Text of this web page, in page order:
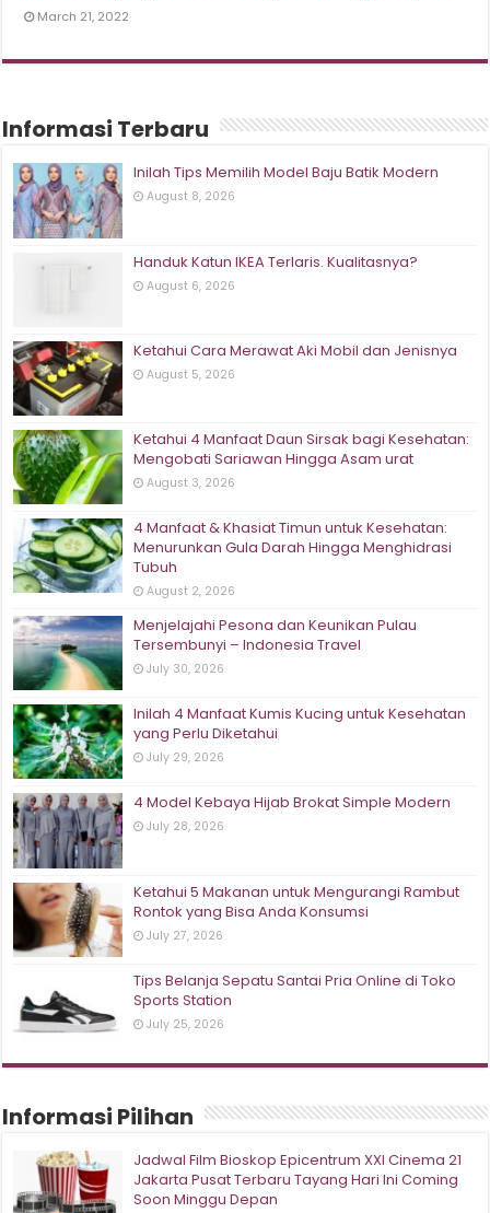
March 21, 2022
Informasi Terbaru
Inilah Tips Memilih Model Baju Batik Modern
August 8, 2026
Handuk Katun IKEA Terlaris. Kualitasnya?
August 6, 2026
Ketahui Cara Merawat Aki Mobil dan Jenisnya
August 5, 2026
Ketahui 4 Manfaat Daun Sirsak bagi Kesehatan:
Mengobati Sariawan Hingga Asam urat
August 3, 2026
4 Manfaat & Khasiat Timun untuk Kesehatan:
Menurunkan Gula Darah Hingga Menghidrasi
Tubuh
August 2, 2026
Menjelajahi Pesona dan Keunikan Pulau
Tersembunyi – Indonesia Travel
July 30, 2026
Inilah 4 Manfaat Kumis Kucing untuk Kesehatan
yang Perlu Diketahui
July 29, 2026
4 Model Kebaya Hijab Brokat Simple Modern
July 28, 2026
Ketahui 5 Makanan untuk Mengurangi Rambut
Rontok yang Bisa Anda Konsumsi
July 27, 2026
Tips Belanja Sepatu Santai Pria Online di Toko
Sports Station
July 25, 2026
Informasi Pilihan
Jadwal Film Bioskop Epicentrum XXI Cinema 21
Jakarta Pusat Terbaru Tayang Hari Ini Coming
Soon Minggu Depan